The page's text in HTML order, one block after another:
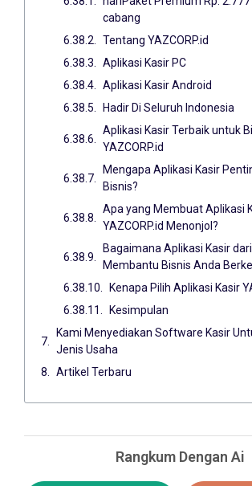
cabang
Tentang YAZCORP.id
Aplikasi Kasir PC
Aplikasi Kasir Android
Hadir Di Seluruh Indonesia
Aplikasi Kasir Terbaik untuk
YAZCORP.id
Mengapa Aplikasi Kasir
Bisnis?
Apa yang Membuat Aplikasi
YAZCORP.id Menonjol?
Bagaimana Aplikasi Kasir dari
Membantu Bisnis Anda
Kenapa Pilih Aplikasi Kasir
Kesimpulan
Kami Menyediakan Software Kasir
Jenis Usaha
Artikel Terbaru
Rangkum Dengan Ai